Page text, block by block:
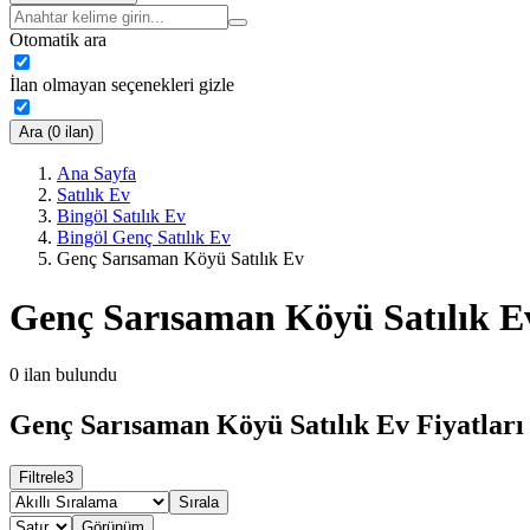
Otomatik ara
İlan olmayan seçenekleri gizle
Ara (0 ilan)
Ana Sayfa
Satılık Ev
Bingöl Satılık Ev
Bingöl Genç Satılık Ev
Genç Sarısaman Köyü Satılık Ev
Genç Sarısaman Köyü Satılık
0 ilan bulundu
Genç Sarısaman Köyü Satılık Ev Fiyatları
Filtrele3
Sırala